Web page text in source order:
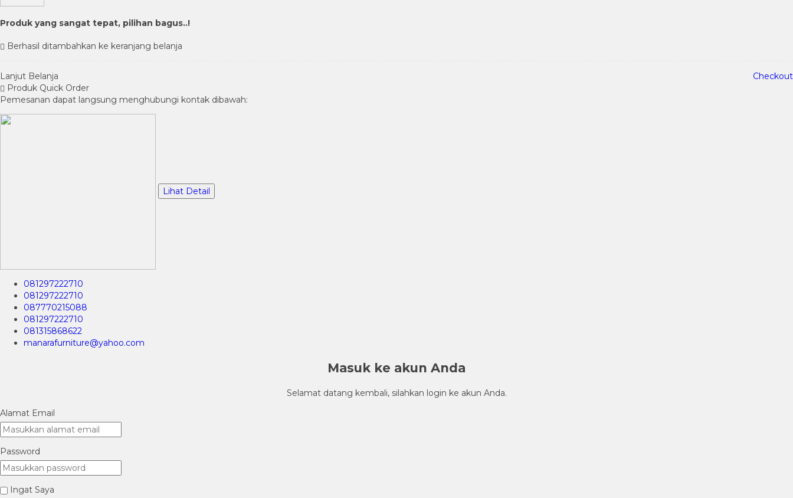
Produk yang sangat tepat, pilihan bagus..!
Berhasil ditambahkan ke keranjang belanja
Lanjut Belanja
Checkout
Produk Quick Order
Pemesanan dapat langsung menghubungi kontak dibawah:
Lihat Detail
081297222710
081297222710
087770215088
081297222710
081315868622
manarafurniture@yahoo.com
Masuk ke akun Anda
Selamat datang kembali, silahkan login ke akun Anda.
Alamat Email
Password
Ingat Saya